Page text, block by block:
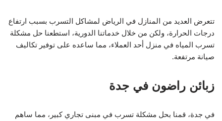
تتعرض العديد من المنازل في الرياض لمشاكل التسرب بسبب ارتفاع
درجات الحرارة، ولكن من خلال خدماتنا الدورية، استطعنا حل مشكلة
تسرب المياه في منزل أحد العملاء، مما ساعده على توفير تكاليف
صيانة مرتفعة.
زبائن راضون في جدة
في جدة، قمنا بحل مشكلة تسرب في مبنى تجاري كبير، مما ساهم